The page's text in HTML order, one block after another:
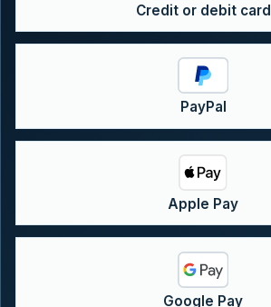
Credit or debit card
PayPal
Apple Pay
Google Pay